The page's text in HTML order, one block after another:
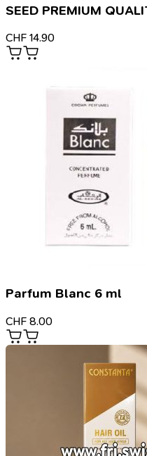
SEED PREMIUM
CHF 14.90
Parfum Blanc 6 ml
CHF 8.00